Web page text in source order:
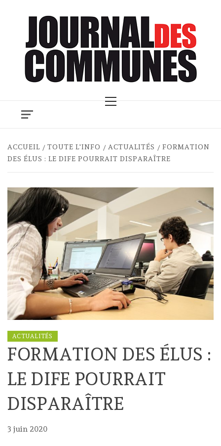
Menu
ACCUEIL TOUTE L'INFO ACTUALITÉS
FORMATION
DES ÉLUS : LE DIFE POURRAIT DISPARAÎTRE
ACTUALITÉS
FORMATION DES ÉLUS :
LE DIFE POURRAIT
DISPARAÎTRE
3 juin 2020